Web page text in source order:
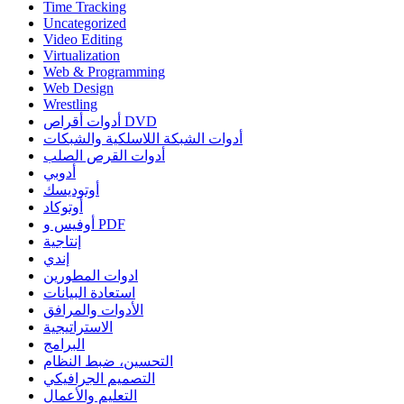
Time Tracking
Uncategorized
Video Editing
Virtualization
Web & Programming
Web Design
Wrestling
أدوات أقراص DVD
أدوات الشبكة اللاسلكية والشبكات
أدوات القرص الصلب
أدوبي
أوتوديسك
أوتوكاد
أوفيس و PDF
إنتاجية
إندي
ادوات المطورين
استعادة البيانات
الأدوات والمرافق
الاستراتيجية
البرامج
التحسين، ضبط النظام
التصميم الجرافيكي
التعليم والأعمال